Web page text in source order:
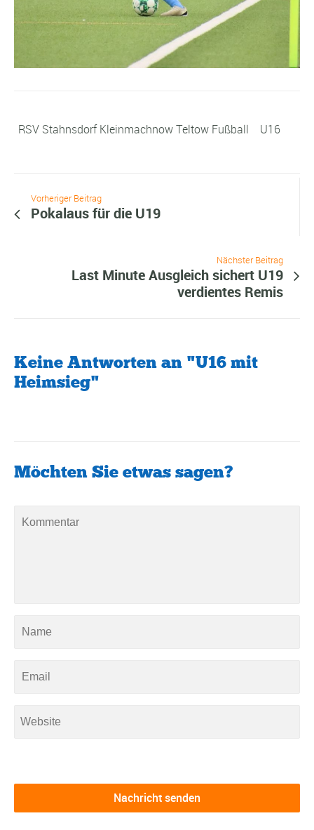
RSV Stahnsdorf Kleinmachnow Teltow Fußball U16
Vorheriger Beitrag
Pokalaus für die U19
Nächster Beitrag
Last Minute Ausgleich sichert U19
verdientes Remis
Keine Antworten an "U16 mit
Heimsieg"
Möchten Sie etwas sagen?